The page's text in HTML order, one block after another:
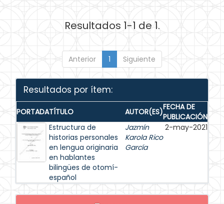
Resultados 1-1 de 1.
Anterior 1 Siguiente
Resultados por ítem:
PORTADATÍTULO AUTOR(ES)FECHA DE
PUBLICACIÓN
Estructura de
historias personales
en lengua originaria
en hablantes
bilingües de otomí-
español
Jazmín
Karola Rico
García
2-may-2021